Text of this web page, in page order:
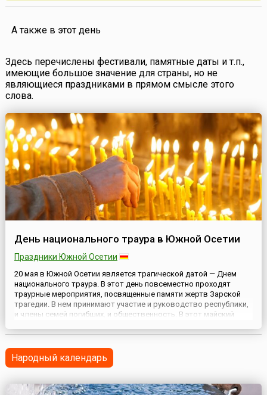
А также в этот день
Здесь перечислены фестивали, памятные даты и т.п.,
имеющие большое значение для страны, но не
являющиеся праздниками в прямом смысле этого
слова.
День национального траура в Южной Осетии
Праздники Южной Осетии
20 мая в Южной Осетии является трагической датой — Днем
национального траура. В этот день повсеместно проходят
траурные мероприятия, посвященные памяти жертв Зарской
трагедии. В нем принимают участие и руководство республики,
и члены семей погибших, и общественность. В этот майский
вооруженными силами Грузии было совершено бесчеловеч...
Народный календарь